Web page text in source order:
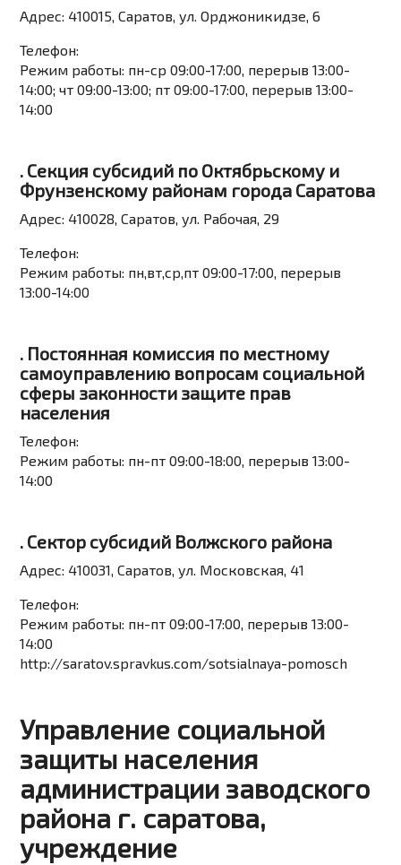
Адрес: 410015, Саратов, ул. Орджоникидзе, 6
Телефон:
Режим работы: пн-ср 09:00-17:00, перерыв 13:00-
14:00; чт 09:00-13:00; пт 09:00-17:00, перерыв 13:00-
14:00
. Секция субсидий по Октябрьскому и
Фрунзенскому районам города Саратова
Адрес: 410028, Саратов, ул. Рабочая, 29
Телефон:
Режим работы: пн,вт,ср,пт 09:00-17:00, перерыв
13:00-14:00
. Постоянная комиссия по местному
самоуправлению вопросам социальной
сферы законности защите прав
населения
Телефон:
Режим работы: пн-пт 09:00-18:00, перерыв 13:00-
14:00
. Сектор субсидий Волжского района
Адрес: 410031, Саратов, ул. Московская, 41
Телефон:
Режим работы: пн-пт 09:00-17:00, перерыв 13:00-
14:00
http://saratov.spravkus.com/sotsialnaya-pomosch
Управление социальной
защиты населения
администрации заводского
района г. саратова,
учреждение